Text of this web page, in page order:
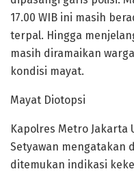
17.00 WIB ini masih
terpal. Hingga
masih diramaikan
kondisi mayat.
Mayat Diotopsi
Kapolres Metro Jakarta
Setyawan mengatakan
ditemukan indikasi